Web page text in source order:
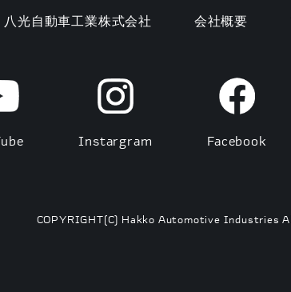
八光自動車工業株式会社 会社概要
Instargram Facebook
COPYRIGHT(C) Hakko Automotive Industries